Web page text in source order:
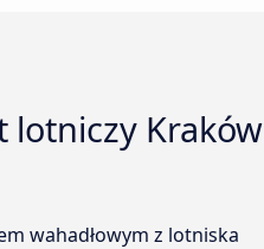
lotniczy Kraków
wahadłowym z lotniska